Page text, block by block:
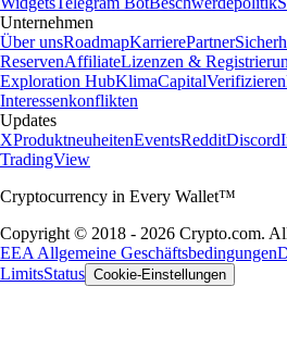
Unternehmen
Über unsRoadmapKarrierePartner
ReservenAffiliateLizenzen &
Exploration HubKlimaCapitalVerifizieren
Interessenkonflikten
Updates
XProduktneuheitenEventsRedditDiscord
TradingView
Cryptocurrency in Every Wallet™
Copyright © 2018 - 2026 Crypto.com.
EEA Allgemeine Geschäftsbedingungen
LimitsStatus Cookie-Einstellungen